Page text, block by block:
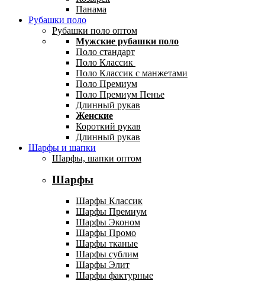
Панама
Рубашки поло
Рубашки поло оптом
Мужские рубашки поло
Поло стандарт
Поло Классик
Поло Классик с манжетами
Поло Премиум
Поло Премиум Пенье
Длинный рукав
Женские
Короткий рукав
Длинный рукав
Шарфы и шапки
Шарфы, шапки оптом
Шарфы
Шарфы Классик
Шарфы Премиум
Шарфы Эконом
Шарфы Промо
Шарфы тканые
Шарфы сублим
Шарфы Элит
Шарфы фактурные